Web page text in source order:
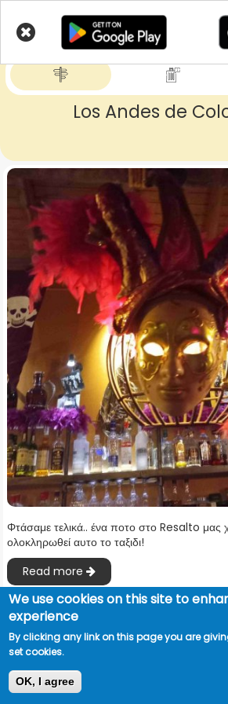
main
Los Andes de
Φτάσαμε τελικά.. ένα ποτο στο Resalto μας
ολοκληρωθεί αυτο το ταξιδι!
Read more
We use cookies on this site to
experience
By clicking any link on this page you are
set cookies.
OK, I agree